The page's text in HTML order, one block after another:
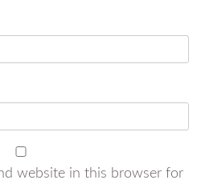
website in this browser for